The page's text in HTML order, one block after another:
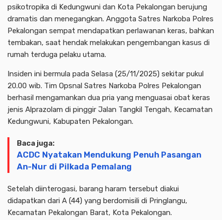
psikotropika di Kedungwuni dan Kota Pekalongan berujung
dramatis dan menegangkan. Anggota Satres Narkoba Polres
Pekalongan sempat mendapatkan perlawanan keras, bahkan
tembakan, saat hendak melakukan pengembangan kasus di
rumah terduga pelaku utama.
Insiden ini bermula pada Selasa (25/11/2025) sekitar pukul
20.00 wib. Tim Opsnal Satres Narkoba Polres Pekalongan
berhasil mengamankan dua pria yang menguasai obat keras
jenis Alprazolam di pinggir Jalan Tangkil Tengah, Kecamatan
Kedungwuni, Kabupaten Pekalongan.
Baca juga:
ACDC Nyatakan Mendukung Penuh Pasangan
An-Nur di Pilkada Pemalang
Setelah diinterogasi, barang haram tersebut diakui
didapatkan dari A (44) yang berdomisili di Pringlangu,
Kecamatan Pekalongan Barat, Kota Pekalongan.